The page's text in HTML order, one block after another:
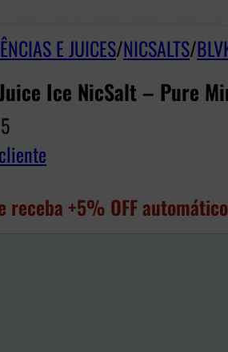
E JUICES/NICSALTS/
Ice NicSalt – Pure
receba +5% OFF